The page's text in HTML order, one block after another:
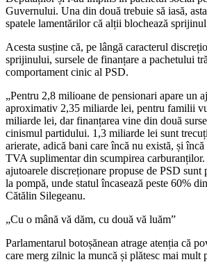
Guvernului. Una din două trebuie să iasă,
spatele lamentărilor că alții blochează
Acesta susține că, pe lângă caracterul
sprijinului, sursele de finanțare a pachetului
comportament cinic al PSD.
„Pentru 2,8 milioane de pensionari apare un
aproximativ 2,35 miliarde lei, pentru familii
miliarde lei, dar finanțarea vine din două
cinismul partidului. 1,3 miliarde lei sunt
arierate, adică bani care încă nu există, și
TVA suplimentar din scumpirea carburanților.
ajutoarele discreționare propuse de PSD
la pompă, unde statul încasează peste 60%
Cătălin Silegeanu.
„Cu o mână vă dăm, cu două vă luăm”
Parlamentarul botoșănean atrage atenția că
care merg zilnic la muncă și plătesc mai mult